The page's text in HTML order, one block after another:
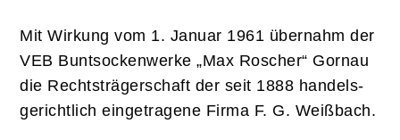
Mit Wirkung vom 1. Januar 1961 übernahm der
VEB Buntsockenwerke „Max Roscher“ Gornau
die Rechtsträgerschaft der seit 1888 handels-
gerichtlich eingetragene Firma F. G. Weißbach.